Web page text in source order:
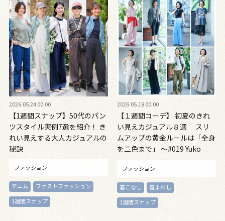
2026.05.24 00:00
【1週間スナップ】50代のパン
ツスタイル実例7選を紹介！ き
れい見えする大人カジュアルの
秘訣
ファッション
デニム
ファストファッション
1週間スナップ
2026.05.18 00:00
【１週間コーデ】 初夏のきれ
い見えカジュアル８選 スリ
ムアップの黄金ルールは「全身
を二色まで」 ～#019 Yuko
ファッション
着こなし
着まわし
1週間スナップ